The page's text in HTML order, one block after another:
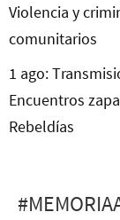
Violencia y
comunitarios
1 ago:
Encuentros
Rebeldías